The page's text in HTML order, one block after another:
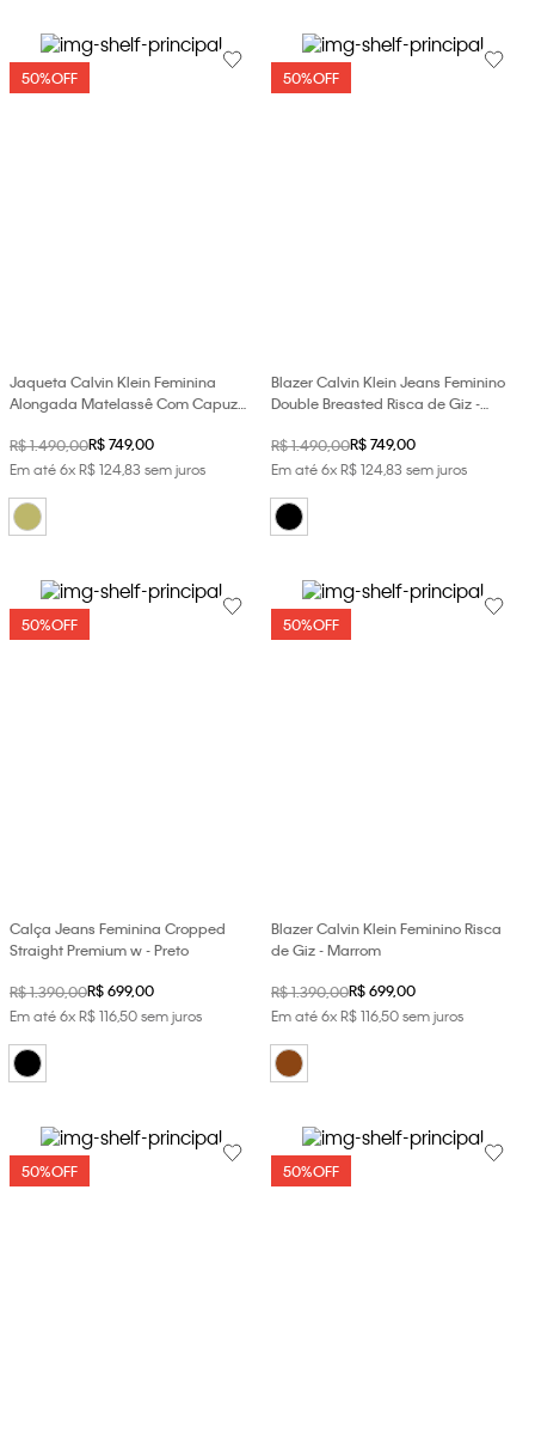
50%OFF
Jaqueta Calvin Klein Feminina
Alongada Matelassê Com Capuz -
R$1.490,00R$749,00
Em até6xR$12483 sem juros
50%OFF
Blazer Calvin Klein Jeans Feminino
Double Breasted Risca de Giz -
R$1.490,00R$749,00
Em até6xR$12483 sem juros
50%OFF
Calça Jeans Feminina Cropped
Straight Premium w - Preto
R$1.390,00R$699,00
Em até6xR$11650sem juros
50%OFF
Blazer Calvin Klein Feminino Risca
de Giz - Marrom
R$1.390,00R$699,00
Em até6xR$11650sem juros
50%OFF 50%OFF